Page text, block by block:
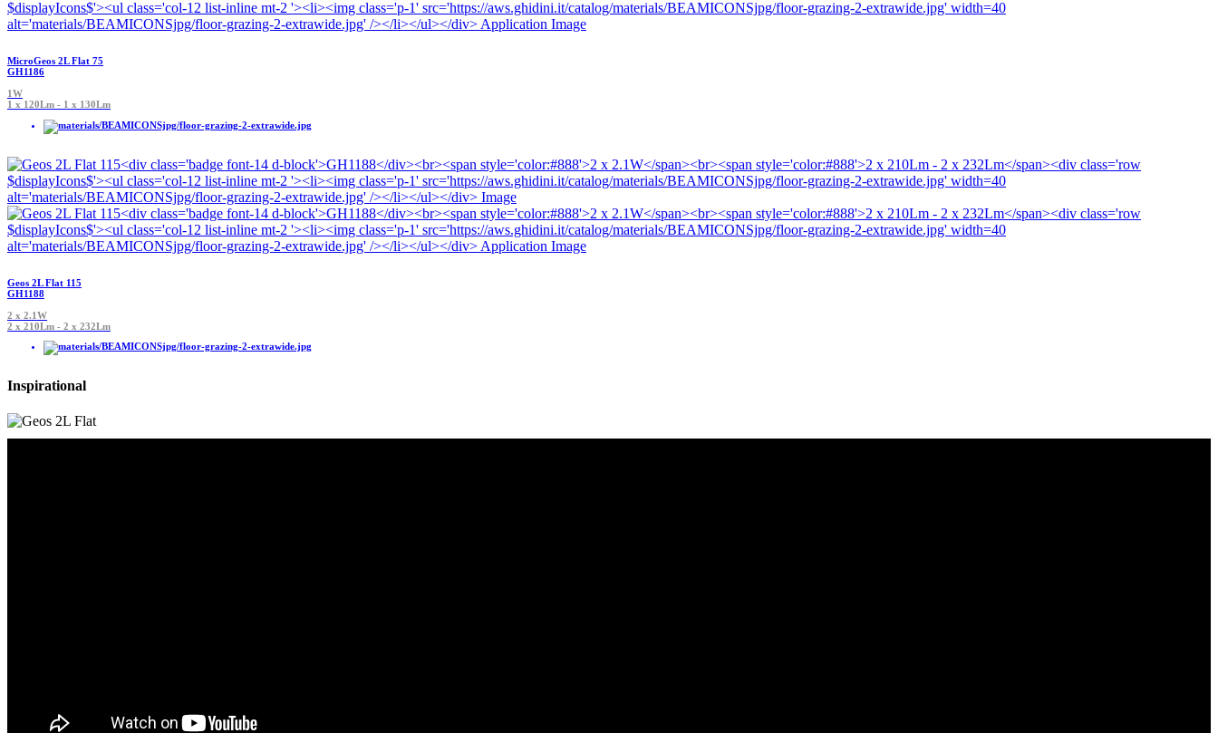
MicroGeos 2L Flat 75
GH1186
1W
1 x 120Lm - 1 x 130Lm
Geos 2L Flat 115
GH1188
2 x 2.1W
2 x 210Lm - 2 x 232Lm
Inspirational